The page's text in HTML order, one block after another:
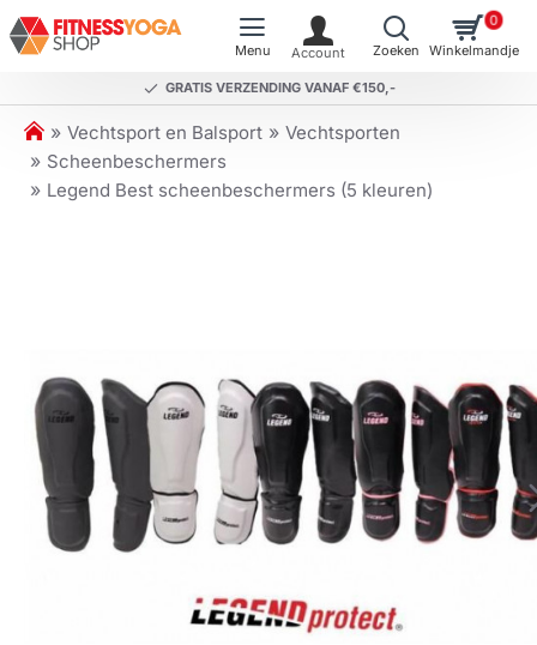
GRATIS VERZENDING VANAF €150,-
0
h
o
m
Vechtsport en Balsport
Vechtsporten
Scheenbeschermers
Legend Best scheenbeschermers (5 kleuren)